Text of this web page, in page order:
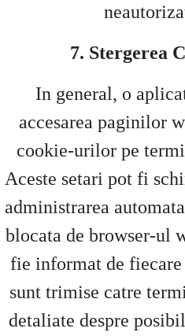
7. Stergerea
In general, o
accesarea paginilor
cookie-urilor pe
Aceste setari pot fi
administrarea
blocata de browser-ul
fie informat de
sunt trimise catre
detaliate despre